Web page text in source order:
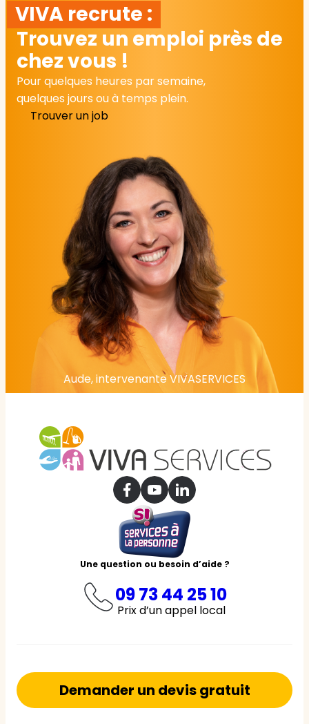
VIVA recrute :
Trouvez un emploi près de
chez vous !
Pour quelques heures par semaine,
quelques jours ou à temps plein.
Trouver un job
Aude, intervenante VIVASERVICES
Une question ou besoin d’aide ?
09 73 44 25 10
Prix d’un appel local
Demander un devis gratuit